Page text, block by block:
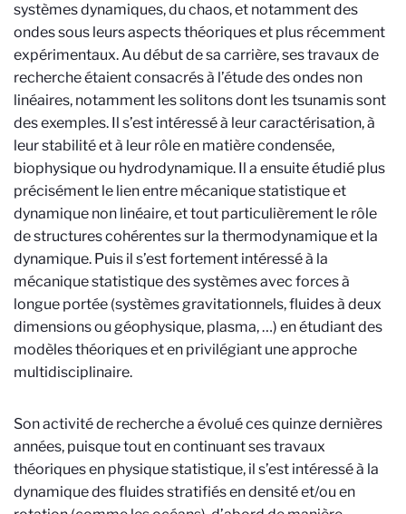
systèmes dynamiques, du chaos, et notamment des
ondes sous leurs aspects théoriques et plus récemment
expérimentaux. Au début de sa carrière, ses travaux de
recherche étaient consacrés à l’étude des ondes non
linéaires, notamment les solitons dont les tsunamis sont
des exemples. Il s’est intéressé à leur caractérisation, à
leur stabilité et à leur rôle en matière condensée,
biophysique ou hydrodynamique. Il a ensuite étudié plus
précisément le lien entre mécanique statistique et
dynamique non linéaire, et tout particulièrement le rôle
de structures cohérentes sur la thermodynamique et la
dynamique. Puis il s’est fortement intéressé à la
mécanique statistique des systèmes avec forces à
longue portée (systèmes gravitationnels, fluides à deux
dimensions ou géophysique, plasma, …) en étudiant des
modèles théoriques et en privilégiant une approche
multidisciplinaire.
Son activité de recherche a évolué ces quinze dernières
années, puisque tout en continuant ses travaux
théoriques en physique statistique, il s’est intéressé à la
dynamique des fluides stratifiés en densité et/ou en